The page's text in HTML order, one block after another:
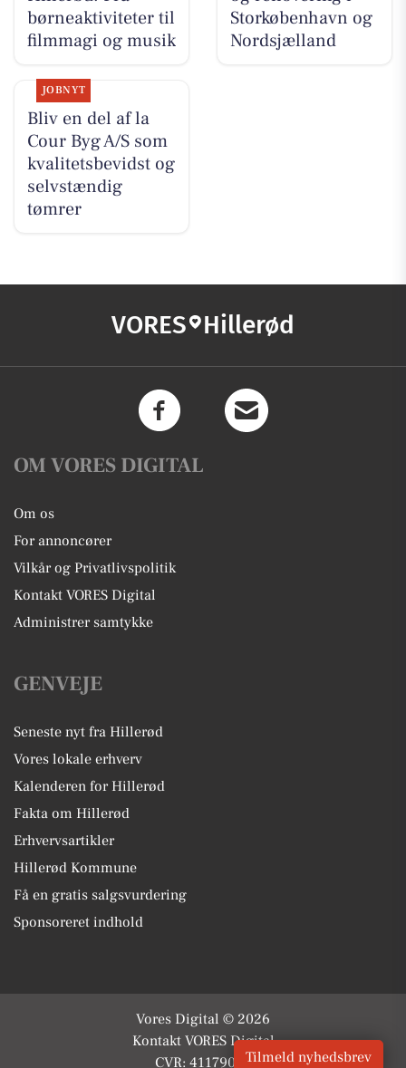
børneaktiviteter til
filmmagi og musik
Storkøbenhavn og
Nordsjælland
JOBNYT
Bliv en del af la
Cour Byg A/S som
kvalitetsbevidst og
selvstændig
tømrer
VORES Hillerød
OM VORES DIGITAL
Om os
For annoncører
Vilkår og Privatlivspolitik
Kontakt VORES Digital
Administrer samtykke
GENVEJE
Seneste nyt fra Hillerød
Vores lokale erhverv
Kalenderen for Hillerød
Fakta om Hillerød
Erhvervsartikler
Hillerød Kommune
Få en gratis salgsvurdering
Sponsoreret indhold
Vores Digital © 2026
Kontakt VORES Digital
CVR: 41179082Tilmeld nyhedsbrev